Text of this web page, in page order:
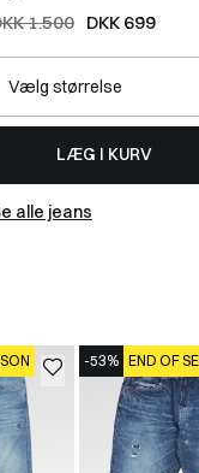
1.500 DKK 699
LÆG I KURV
alle jeans
-53% END OF